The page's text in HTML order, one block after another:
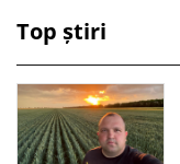
Top știri